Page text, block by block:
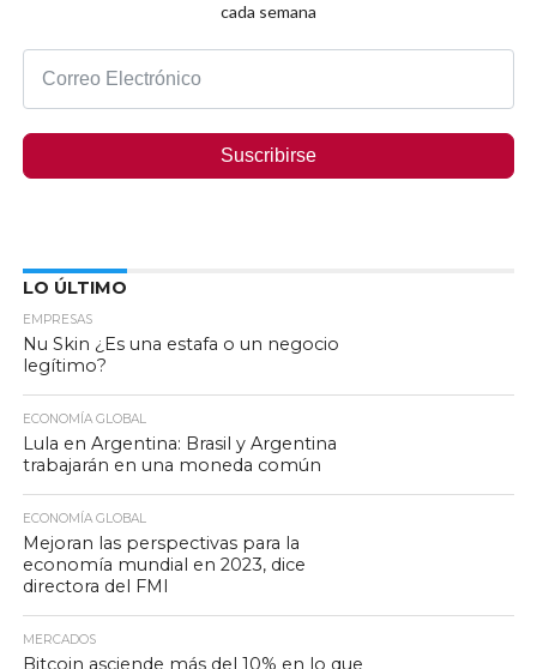
cada semana
Suscribirse
LO ÚLTIMO
EMPRESAS
Nu Skin ¿Es una estafa o un negocio
legítimo?
ECONOMÍA GLOBAL
Lula en Argentina: Brasil y Argentina
trabajarán en una moneda común
ECONOMÍA GLOBAL
Mejoran las perspectivas para la
economía mundial en 2023, dice
directora del FMI
MERCADOS
Bitcoin asciende más del 10% en lo que